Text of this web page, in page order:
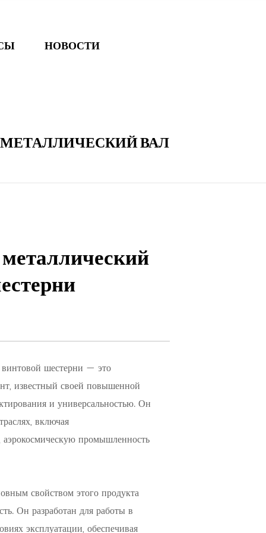
НОВОСТИ
ВАЛ
шестерни — это
известный своей повышенной
и универсальностью. Он
включая
аэрокосмическую промышленность
свойством этого продукта
Он разработан для работы в
эксплуатации, обеспечивая